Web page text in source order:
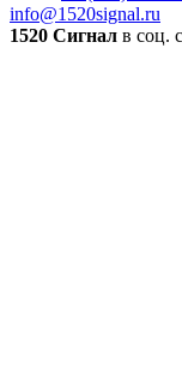
info@1520signal.ru
1520 Сигнал в соц.